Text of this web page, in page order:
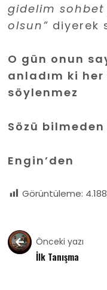
gidelim
olsun” diyerek
O gün onun
anladım ki
söylenmez
Sözü
Engin’den
Görüntüleme: 4.188
Önceki yazı
İlk Tanışma